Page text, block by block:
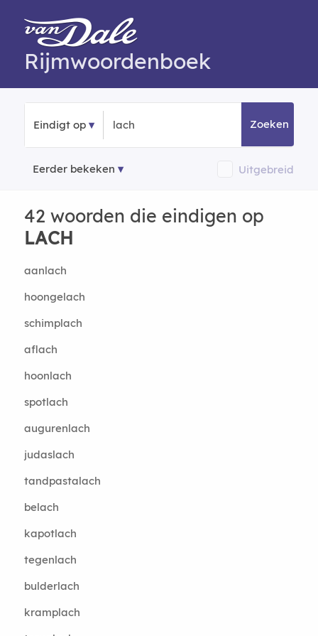
Rijmwoordenboek
Eindigt op Zoeken
Eerder bekeken Uitgebreid
42 woorden die eindigen op
LACH
aanlach
hoongelach
schimplach
aflach
hoonlach
spotlach
augurenlach
judaslach
tandpastalach
belach
kapotlach
tegenlach
bulderlach
kramplach